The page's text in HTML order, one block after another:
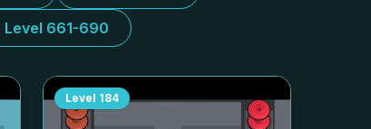
Level 661-690
Level 184